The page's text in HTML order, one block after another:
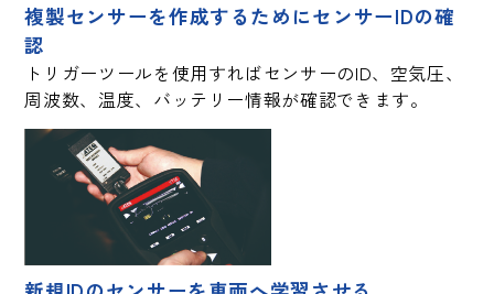
複製センサーを作成するためにセンサーIDの確
認
トリガーツールを使用すればセンサーのID、空気圧、
周波数、温度、バッテリー情報が確認できます。